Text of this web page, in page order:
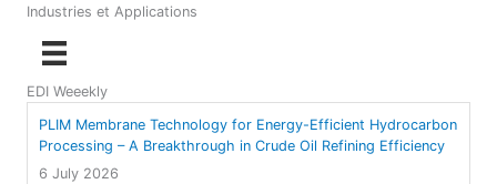
Industries et Applications
EDI Weeekly
PLIM Membrane Technology for Energy-Efficient Hydrocarbon
Processing – A Breakthrough in Crude Oil Refining Efficiency
6 July 2026